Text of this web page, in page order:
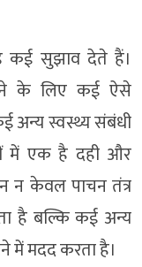
कई सुझाव देते हैं।
के लिए कई ऐसे
अन्य स्वस्थ्य संबंधी
में एक है दही और
न केवल पाचन तंत्र
है बल्कि कई अन्य
में मदद करता है।